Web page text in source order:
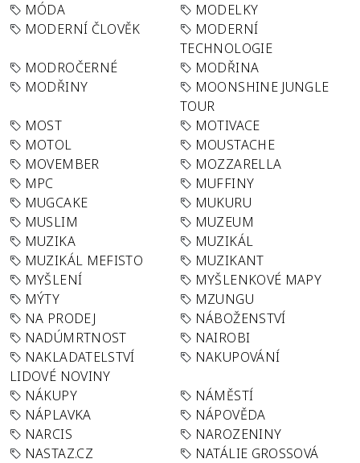
MÓDA
MODELKY
MODERNÍ ČLOVĚK
MODERNÍ
TECHNOLOGIE
MODROČERNÉ
MODŘINA
MODŘINY
MOONSHINE JUNGLE
TOUR
MOST
MOTIVACE
MOTOL
MOUSTACHE
MOVEMBER
MOZZARELLA
MPC
MUFFINY
MUGCAKE
MUKURU
MUSLIM
MUZEUM
MUZIKA
MUZIKÁL
MUZIKÁL MEFISTO
MUZIKANT
MYŠLENÍ
MYŠLENKOVÉ MAPY
MÝTY
MZUNGU
NA PRODEJ
NÁBOŽENSTVÍ
NADÚMRTNOST
NAIROBI
NAKLADATELSTVÍ
LIDOVÉ NOVINY
NAKUPOVÁNÍ
NÁKUPY
NÁMĚSTÍ
NÁPLAVKA
NÁPOVĚDA
NARCIS
NAROZENINY
NASTAZ.CZ
NATÁLIE GROSSOVÁ